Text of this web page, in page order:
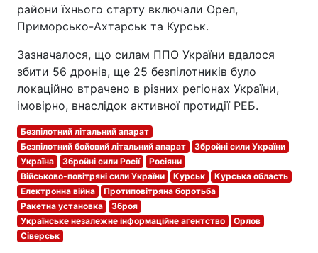
райони їхнього старту включали Орел,
Приморсько-Ахтарськ та Курськ.
Зазначалося, що силам ППО України вдалося
збити 56 дронів, ще 25 безпілотників було
локаційно втрачено в різних регіонах України,
імовірно, внаслідок активної протидії РЕБ.
Безпілотний літальний апарат
Безпілотний бойовий літальний апарат
Збройні сили України
Україна
Збройні сили Росії
Росіяни
Військово-повітряні сили України
Курськ
Курська область
Електронна війна
Протиповітряна боротьба
Ракетна установка
Зброя
Українське незалежне інформаційне агентство
Орлов
Сіверськ